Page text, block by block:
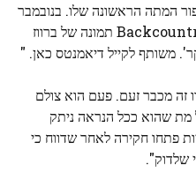
המתה הראשונה שלו. בנובמבר
2015 פרסמו ציידים ודייגנים של Backcountry תמונה של ברווז
משותף לקייל דיאמנטס כאן. "
זה מכבר זעם. פעם הוא צולם
מת שהוא ככל הנראה ניתק
פתחו חקירה לאחר שדווח כי
שלדוק".